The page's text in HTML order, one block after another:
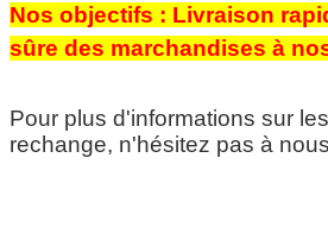
Nos objectifs : Livraison
sûre des marchandises à
Pour plus d'informations sur
rechange, n'hésitez pas à